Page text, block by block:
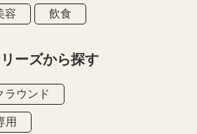
容 飲食
ーズから探す
ラウンド
用